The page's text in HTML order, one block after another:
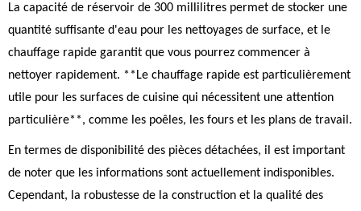
La capacité de réservoir de 300 millilitres permet de stocker une
quantité suffisante d'eau pour les nettoyages de surface, et le
chauffage rapide garantit que vous pourrez commencer à
nettoyer rapidement. **Le chauffage rapide est particulièrement
utile pour les surfaces de cuisine qui nécessitent une attention
particulière**, comme les poêles, les fours et les plans de travail.
En termes de disponibilité des pièces détachées, il est important
de noter que les informations sont actuellement indisponibles.
Cependant, la robustesse de la construction et la qualité des